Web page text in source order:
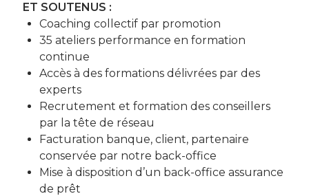
ET SOUTENUS :
Coaching collectif par promotion
35 ateliers performance en formation
continue
Accès à des formations délivrées par des
experts
Recrutement et formation des conseillers
par la tête de réseau
Facturation banque, client, partenaire
conservée par notre back-office
Mise à disposition d’un back-office assurance
de prêt